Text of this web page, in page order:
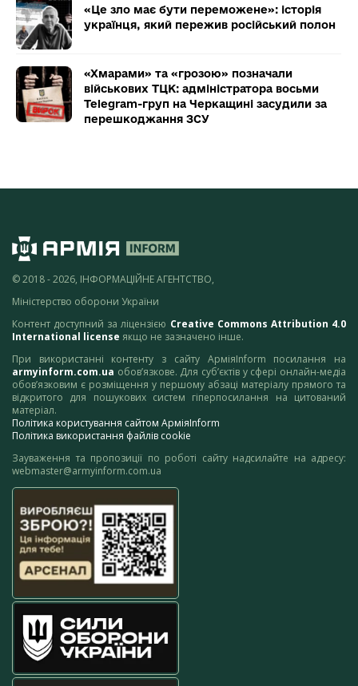
«Це зло має бути переможене»: історія
українця, який пережив російський полон
«Хмарами» та «грозою» позначали
військових ТЦК: адміністратора восьми
Telegram-груп на Черкащині засудили за
перешкоджання ЗСУ
© 2018 - 2026, ІНФОРМАЦІЙНЕ АГЕНТСТВО,
Міністерство оборони України
Контент доступний за ліцензією Creative Commons Attribution 4.0
International license якщо не зазначено інше.
При використанні контенту з сайту АрміяInform посилання на
armyinform.com.ua обов’язкове. Для суб’єктів у сфері онлайн-медіа
обов’язковим є розміщення у першому абзаці матеріалу прямого та
відкритого для пошукових систем гіперпосилання на цитований
матеріал.
Політика користування сайтом АрміяInform
Політика використання файлів cookie
Зауваження та пропозиції по роботі сайту надсилайте на адресу:
webmaster@armyinform.com.ua